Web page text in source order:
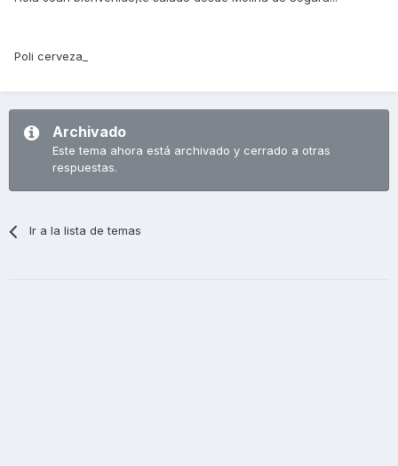
Poli cerveza_
Archivado
Este tema ahora está archivado y cerrado a otras
respuestas.
Ir a la lista de temas